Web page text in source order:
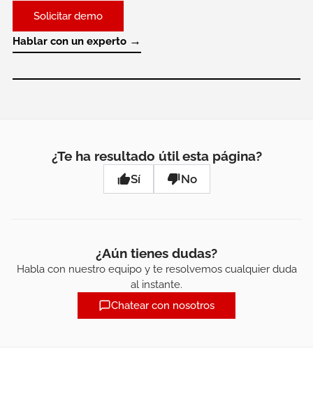
Solicitar demo
Hablar con un experto →
¿Te ha resultado útil esta página?
Sí No
¿Aún tienes dudas?
Habla con nuestro equipo y te resolvemos cualquier duda
al instante.
Chatear con nosotros